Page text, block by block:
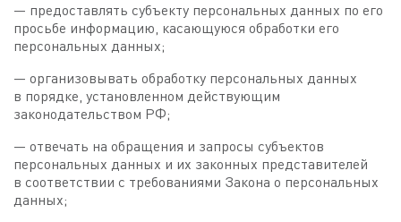
— предоставлять субъекту персональных данных по его
просьбе информацию, касающуюся обработки его
персональных данных;
— организовывать обработку персональных данных
в порядке, установленном действующим
законодательством РФ;
— отвечать на обращения и запросы субъектов
персональных данных и их законных представителей
в соответствии с требованиями Закона о персональных
данных;